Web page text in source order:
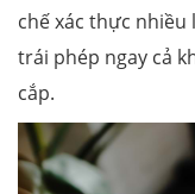
chế xác thực nhiều
trái phép ngay cả
cắp.